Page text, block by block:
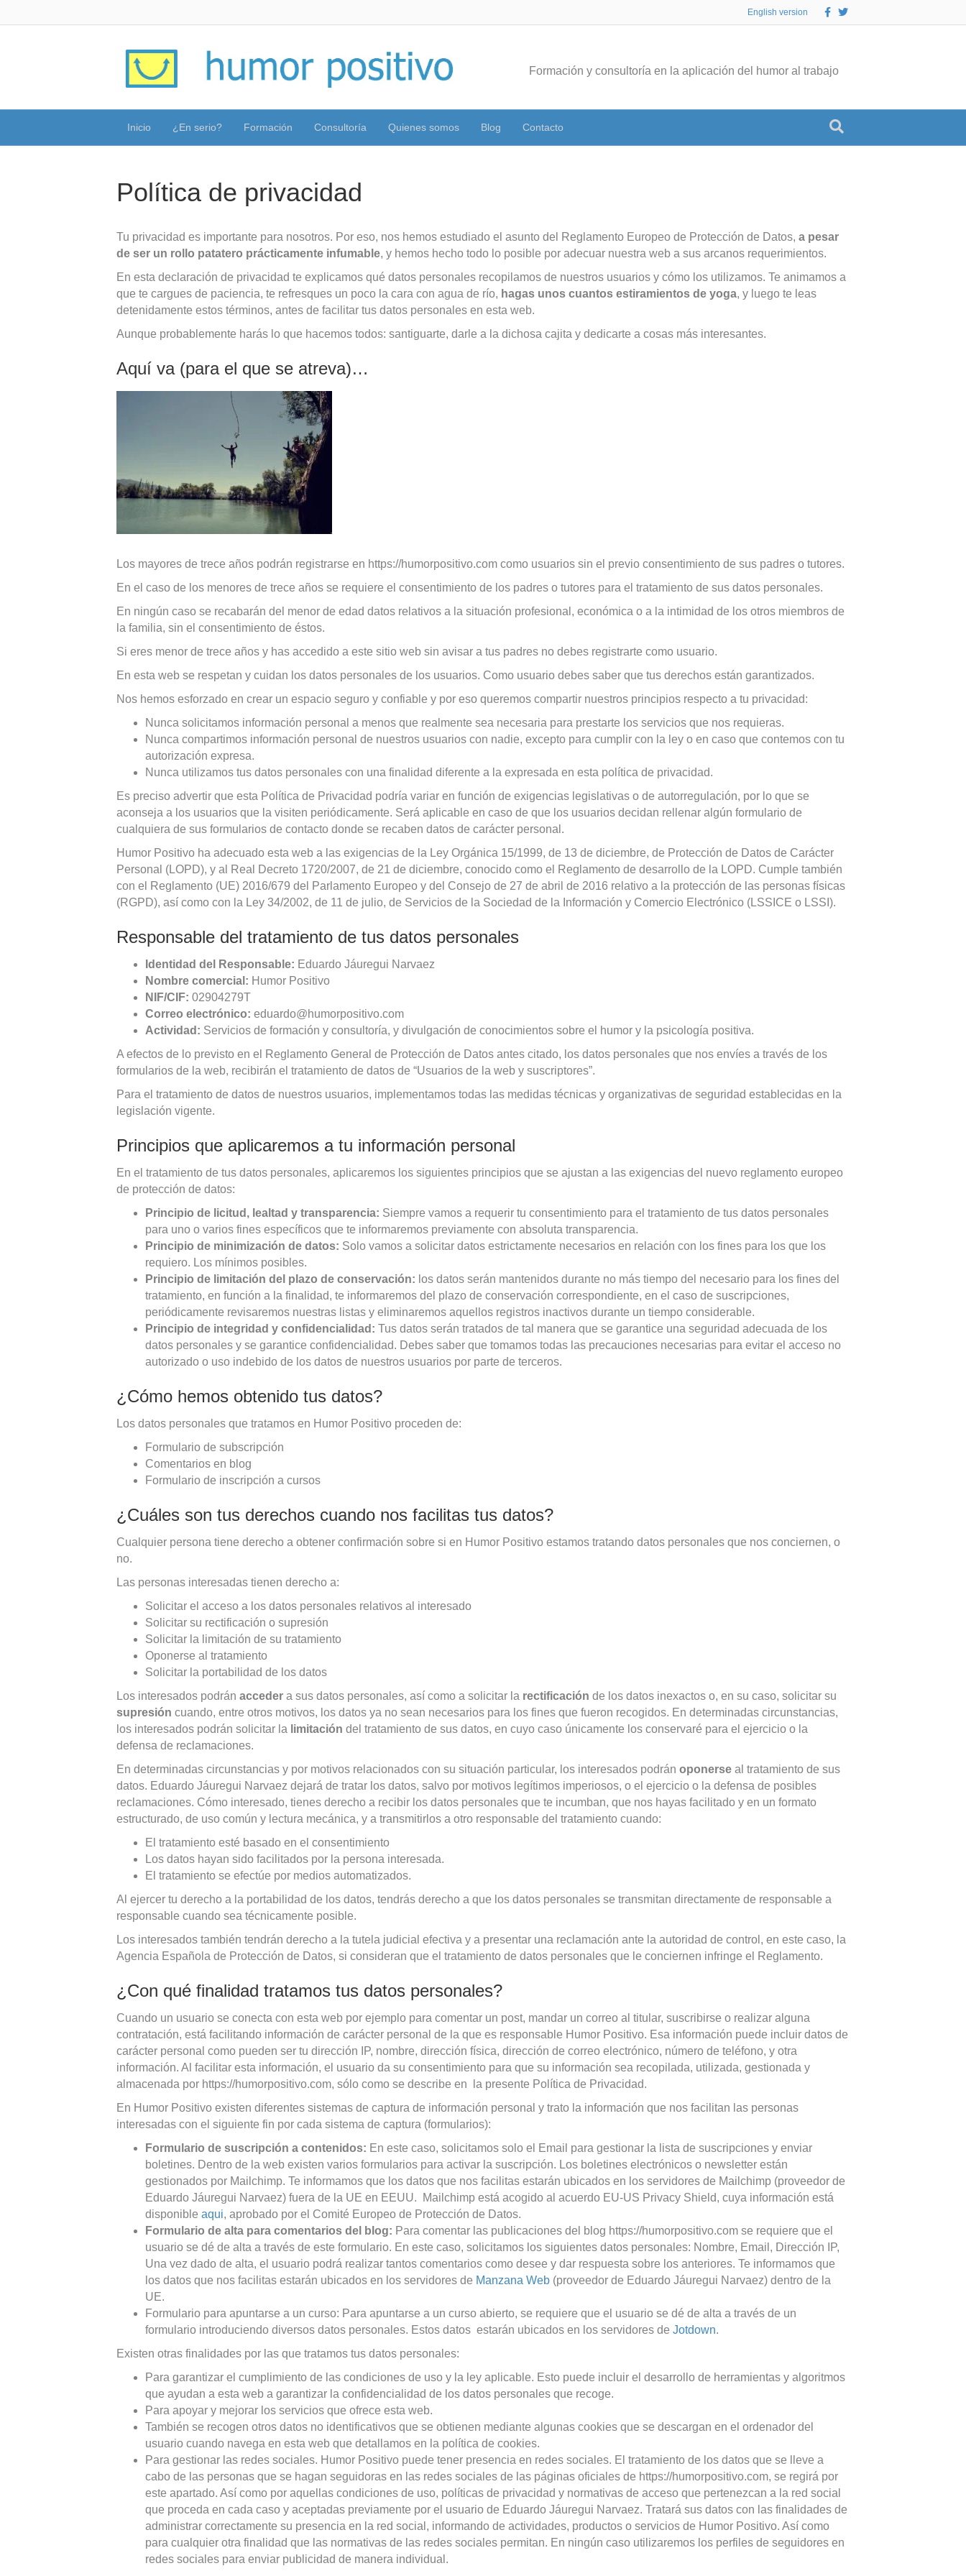
English version
c
o
T
i
r
Formación y consultoría en la aplicación del humor al trabajo
Inicio ¿En serio? Formación Consultoría Quienes somos Blog Contacto
Política de privacidad
Tu privacidad es importante para nosotros. Por eso, nos hemos estudiado el asunto del Reglamento Europeo de Protección de Datos, a pesar
de ser un rollo patatero prácticamente infumable, y hemos hecho todo lo posible por adecuar nuestra web a sus arcanos requerimientos.
En esta declaración de privacidad te explicamos qué datos personales recopilamos de nuestros usuarios y cómo los utilizamos. Te animamos a
que te cargues de paciencia, te refresques un poco la cara con agua de río, hagas unos cuantos estiramientos de yoga, y luego te leas
detenidamente estos términos, antes de facilitar tus datos personales en esta web.
Aunque probablemente harás lo que hacemos todos: santiguarte, darle a la dichosa cajita y dedicarte a cosas más interesantes.
Aquí va (para el que se atreva)…
Los mayores de trece años podrán registrarse en https://humorpositivo.com como usuarios sin el previo consentimiento de sus padres o tutores.
En el caso de los menores de trece años se requiere el consentimiento de los padres o tutores para el tratamiento de sus datos personales.
En ningún caso se recabarán del menor de edad datos relativos a la situación profesional, económica o a la intimidad de los otros miembros de
la familia, sin el consentimiento de éstos.
Si eres menor de trece años y has accedido a este sitio web sin avisar a tus padres no debes registrarte como usuario.
En esta web se respetan y cuidan los datos personales de los usuarios. Como usuario debes saber que tus derechos están garantizados.
Nos hemos esforzado en crear un espacio seguro y confiable y por eso queremos compartir nuestros principios respecto a tu privacidad:
Nunca solicitamos información personal a menos que realmente sea necesaria para prestarte los servicios que nos requieras.
Nunca compartimos información personal de nuestros usuarios con nadie, excepto para cumplir con la ley o en caso que contemos con tu
autorización expresa.
Nunca utilizamos tus datos personales con una finalidad diferente a la expresada en esta política de privacidad.
Es preciso advertir que esta Política de Privacidad podría variar en función de exigencias legislativas o de autorregulación, por lo que se
aconseja a los usuarios que la visiten periódicamente. Será aplicable en caso de que los usuarios decidan rellenar algún formulario de
cualquiera de sus formularios de contacto donde se recaben datos de carácter personal.
Humor Positivo ha adecuado esta web a las exigencias de la Ley Orgánica 15/1999, de 13 de diciembre, de Protección de Datos de Carácter
Personal (LOPD), y al Real Decreto 1720/2007, de 21 de diciembre, conocido como el Reglamento de desarrollo de la LOPD. Cumple también
con el Reglamento (UE) 2016/679 del Parlamento Europeo y del Consejo de 27 de abril de 2016 relativo a la protección de las personas físicas
(RGPD), así como con la Ley 34/2002, de 11 de julio, de Servicios de la Sociedad de la Información y Comercio Electrónico (LSSICE o LSSI).
Responsable del tratamiento de tus datos personales
Identidad del Responsable: Eduardo Jáuregui Narvaez
Nombre comercial: Humor Positivo
NIF/CIF: 02904279T
Correo electrónico: eduardo@humorpositivo.com
Actividad: Servicios de formación y consultoría, y divulgación de conocimientos sobre el humor y la psicología positiva.
A efectos de lo previsto en el Reglamento General de Protección de Datos antes citado, los datos personales que nos envíes a través de los
formularios de la web, recibirán el tratamiento de datos de “Usuarios de la web y suscriptores”.
Para el tratamiento de datos de nuestros usuarios, implementamos todas las medidas técnicas y organizativas de seguridad establecidas en la
legislación vigente.
Principios que aplicaremos a tu información personal
En el tratamiento de tus datos personales, aplicaremos los siguientes principios que se ajustan a las exigencias del nuevo reglamento europeo
de protección de datos:
Principio de licitud, lealtad y transparencia: Siempre vamos a requerir tu consentimiento para el tratamiento de tus datos personales
para uno o varios fines específicos que te informaremos previamente con absoluta transparencia.
Principio de minimización de datos: Solo vamos a solicitar datos estrictamente necesarios en relación con los fines para los que los
requiero. Los mínimos posibles.
Principio de limitación del plazo de conservación: los datos serán mantenidos durante no más tiempo del necesario para los fines del
tratamiento, en función a la finalidad, te informaremos del plazo de conservación correspondiente, en el caso de suscripciones,
periódicamente revisaremos nuestras listas y eliminaremos aquellos registros inactivos durante un tiempo considerable.
Principio de integridad y confidencialidad: Tus datos serán tratados de tal manera que se garantice una seguridad adecuada de los
datos personales y se garantice confidencialidad. Debes saber que tomamos todas las precauciones necesarias para evitar el acceso no
autorizado o uso indebido de los datos de nuestros usuarios por parte de terceros.
¿Cómo hemos obtenido tus datos?
Los datos personales que tratamos en Humor Positivo proceden de:
Formulario de subscripción
Comentarios en blog
Formulario de inscripción a cursos
¿Cuáles son tus derechos cuando nos facilitas tus datos?
Cualquier persona tiene derecho a obtener confirmación sobre si en Humor Positivo estamos tratando datos personales que nos conciernen, o
no.
Las personas interesadas tienen derecho a:
Solicitar el acceso a los datos personales relativos al interesado
Solicitar su rectificación o supresión
Solicitar la limitación de su tratamiento
Oponerse al tratamiento
Solicitar la portabilidad de los datos
Los interesados podrán acceder a sus datos personales, así como a solicitar la rectificación de los datos inexactos o, en su caso, solicitar su
supresión cuando, entre otros motivos, los datos ya no sean necesarios para los fines que fueron recogidos. En determinadas circunstancias,
los interesados podrán solicitar la limitación del tratamiento de sus datos, en cuyo caso únicamente los conservaré para el ejercicio o la
defensa de reclamaciones.
En determinadas circunstancias y por motivos relacionados con su situación particular, los interesados podrán oponerse al tratamiento de sus
datos. Eduardo Jáuregui Narvaez dejará de tratar los datos, salvo por motivos legítimos imperiosos, o el ejercicio o la defensa de posibles
reclamaciones. Cómo interesado, tienes derecho a recibir los datos personales que te incumban, que nos hayas facilitado y en un formato
estructurado, de uso común y lectura mecánica, y a transmitirlos a otro responsable del tratamiento cuando:
El tratamiento esté basado en el consentimiento
Los datos hayan sido facilitados por la persona interesada.
El tratamiento se efectúe por medios automatizados.
Al ejercer tu derecho a la portabilidad de los datos, tendrás derecho a que los datos personales se transmitan directamente de responsable a
responsable cuando sea técnicamente posible.
Los interesados también tendrán derecho a la tutela judicial efectiva y a presentar una reclamación ante la autoridad de control, en este caso, la
Agencia Española de Protección de Datos, si consideran que el tratamiento de datos personales que le conciernen infringe el Reglamento.
¿Con qué finalidad tratamos tus datos personales?
Cuando un usuario se conecta con esta web por ejemplo para comentar un post, mandar un correo al titular, suscribirse o realizar alguna
contratación, está facilitando información de carácter personal de la que es responsable Humor Positivo. Esa información puede incluir datos de
carácter personal como pueden ser tu dirección IP, nombre, dirección física, dirección de correo electrónico, número de teléfono, y otra
información. Al facilitar esta información, el usuario da su consentimiento para que su información sea recopilada, utilizada, gestionada y
almacenada por https://humorpositivo.com, sólo como se describe en la presente Política de Privacidad.
En Humor Positivo existen diferentes sistemas de captura de información personal y trato la información que nos facilitan las personas
interesadas con el siguiente fin por cada sistema de captura (formularios):
Formulario de suscripción a contenidos: En este caso, solicitamos solo el Email para gestionar la lista de suscripciones y enviar
boletines. Dentro de la web existen varios formularios para activar la suscripción. Los boletines electrónicos o newsletter están
gestionados por Mailchimp. Te informamos que los datos que nos facilitas estarán ubicados en los servidores de Mailchimp (proveedor de
Eduardo Jáuregui Narvaez) fuera de la UE en EEUU. Mailchimp está acogido al acuerdo EU-US Privacy Shield, cuya información está
disponible aqui, aprobado por el Comité Europeo de Protección de Datos.
Formulario de alta para comentarios del blog: Para comentar las publicaciones del blog https://humorpositivo.com se requiere que el
usuario se dé de alta a través de este formulario. En este caso, solicitamos los siguientes datos personales: Nombre, Email, Dirección IP,
Una vez dado de alta, el usuario podrá realizar tantos comentarios como desee y dar respuesta sobre los anteriores. Te informamos que
los datos que nos facilitas estarán ubicados en los servidores de Manzana Web (proveedor de Eduardo Jáuregui Narvaez) dentro de la
UE.
Formulario para apuntarse a un curso: Para apuntarse a un curso abierto, se requiere que el usuario se dé de alta a través de un
formulario introduciendo diversos datos personales. Estos datos estarán ubicados en los servidores de Jotdown.
Existen otras finalidades por las que tratamos tus datos personales:
Para garantizar el cumplimiento de las condiciones de uso y la ley aplicable. Esto puede incluir el desarrollo de herramientas y algoritmos
que ayudan a esta web a garantizar la confidencialidad de los datos personales que recoge.
Para apoyar y mejorar los servicios que ofrece esta web.
También se recogen otros datos no identificativos que se obtienen mediante algunas cookies que se descargan en el ordenador del
usuario cuando navega en esta web que detallamos en la política de cookies.
Para gestionar las redes sociales. Humor Positivo puede tener presencia en redes sociales. El tratamiento de los datos que se lleve a
cabo de las personas que se hagan seguidoras en las redes sociales de las páginas oficiales de https://humorpositivo.com, se regirá por
este apartado. Así como por aquellas condiciones de uso, políticas de privacidad y normativas de acceso que pertenezcan a la red social
que proceda en cada caso y aceptadas previamente por el usuario de Eduardo Jáuregui Narvaez. Tratará sus datos con las finalidades de
administrar correctamente su presencia en la red social, informando de actividades, productos o servicios de Humor Positivo. Así como
para cualquier otra finalidad que las normativas de las redes sociales permitan. En ningún caso utilizaremos los perfiles de seguidores en
redes sociales para enviar publicidad de manera individual.